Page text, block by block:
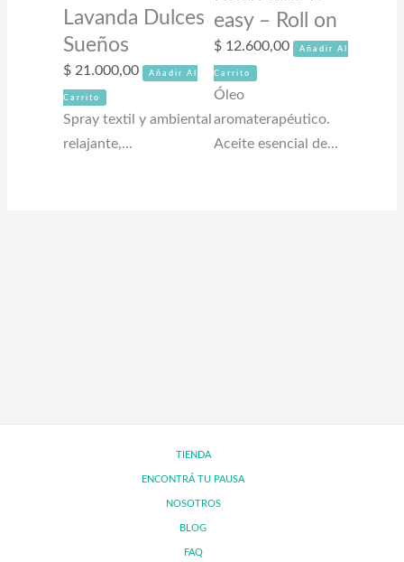
Lavanda Dulces
Sueños
$ 21.000,00 Añadir Al
Carrito
Spray textil y ambiental
relajante,...
easy – Roll on
$ 12.600,00 Añadir Al
Carrito
Óleo
aromaterapéutico.
Aceite esencial de...
TIENDA
ENCONTRÁ TU PAUSA
NOSOTROS
BLOG
FAQ